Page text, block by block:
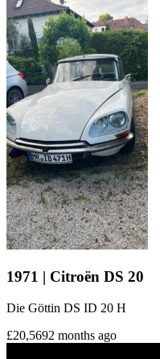
1971 | Citroën DS 20
Die Göttin DS ID 20 H
£20,5692 months ago